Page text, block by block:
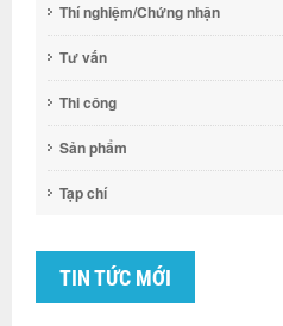
Thí nghiệm/Chứng nhận
Tư vấn
Thi công
Sản phẩm
Tạp chí
TIN TỨC MỚI